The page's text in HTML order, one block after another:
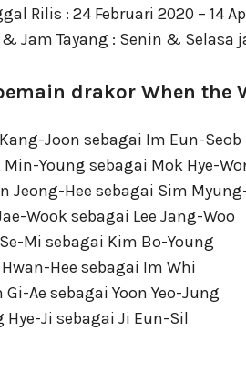
Rilis : 24 Februari 2020 – 14
Jam Tayang : Senin & Selasa
drakor When the
Joon sebagai Im Eun-Seob
Min-Young sebagai Mok Hye-
Jeong-Hee sebagai Sim
Wook sebagai Lee Jang-Woo
Mi sebagai Kim Bo-Young
Hee sebagai Im Whi
Gi-Ae sebagai Yoon Yeo-Jung
Hye-Ji sebagai Ji Eun-Sil